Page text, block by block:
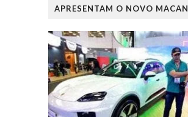
APRESENTAM O NOVO MACAN